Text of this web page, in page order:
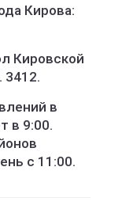
Кирова:
Кировской
3412.
в
в 9:00.
с 11:00.